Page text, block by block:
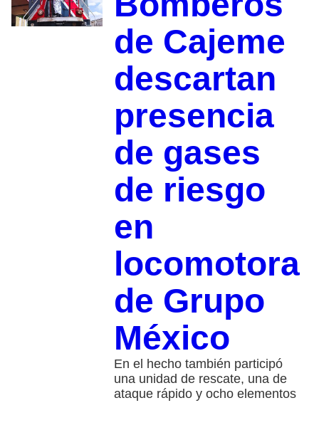
de Cajeme
descartan
presencia
de gases
de riesgo
en
locomotora
de Grupo
México
En el hecho también participó
una unidad de rescate, una de
ataque rápido y ocho elementos